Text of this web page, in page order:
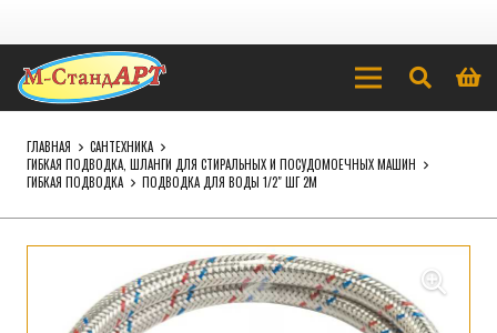
ГЛАВНАЯ
САНТЕХНИКА
ГИБКАЯ ПОДВОДКА, ШЛАНГИ ДЛЯ СТИРАЛЬНЫХ И ПОСУДОМОЕЧНЫХ МАШИН
ГИБКАЯ ПОДВОДКА
ПОДВОДКА ДЛЯ ВОДЫ 1/2″ ШГ 2М